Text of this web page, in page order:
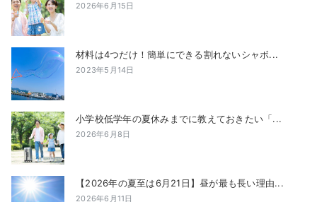
2026年6月15日
材料は4つだけ！簡単にできる割れないシャボ...
2023年5月14日
小学校低学年の夏休みまでに教えておきたい「...
2026年6月8日
【2026年の夏至は6月21日】昼が最も長い理由...
2026年6月11日